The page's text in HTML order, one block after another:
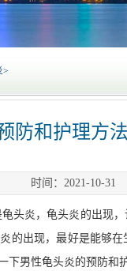
>
防和护理方
时间：2021-10-31
炎，龟头炎的出现，
的出现，最好是能够
男性龟头炎的预防和